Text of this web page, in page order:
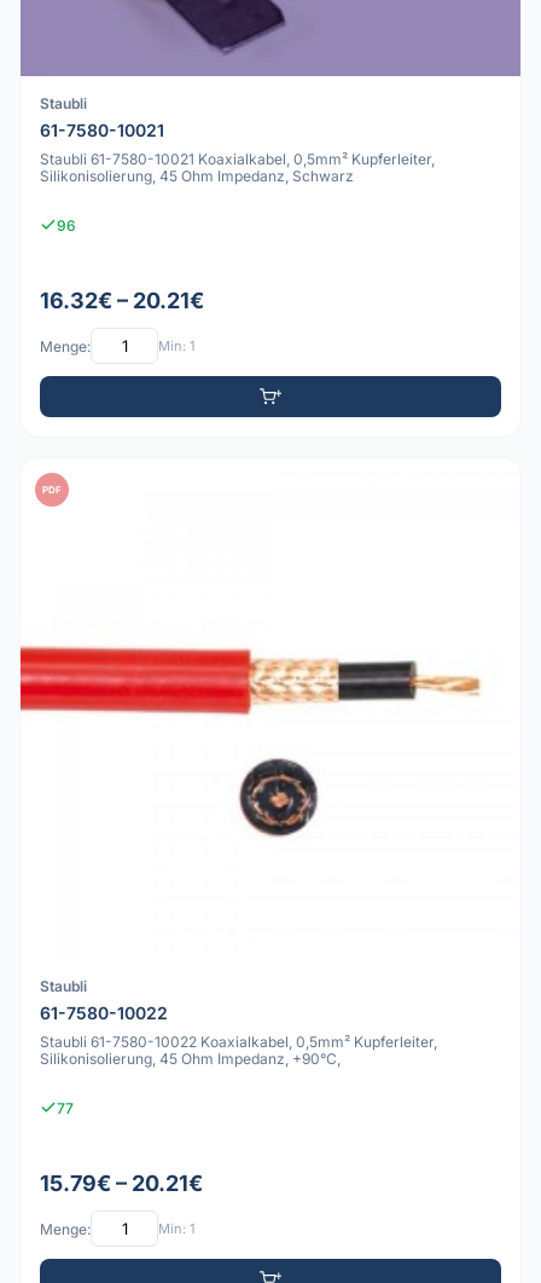
Staubli
61-7580-10021
Staubli 61-7580-10021 Koaxialkabel, 0,5mm² Kupferleiter,
Silikonisolierung, 45 Ohm Impedanz, Schwarz
96
16.32€ – 20.21€
Menge: Min: 1
PDF
Staubli
61-7580-10022
Staubli 61-7580-10022 Koaxialkabel, 0,5mm² Kupferleiter,
Silikonisolierung, 45 Ohm Impedanz, +90°C,
77
15.79€ – 20.21€
Menge: Min: 1